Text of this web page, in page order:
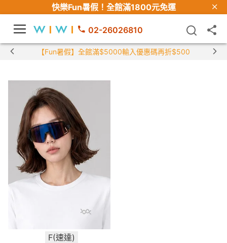
快樂Fun暑假！ 全館滿1800元免運
02-26026810
【Fun暑假】全館滿$5000輸入優惠碼再折$500
F(速達)